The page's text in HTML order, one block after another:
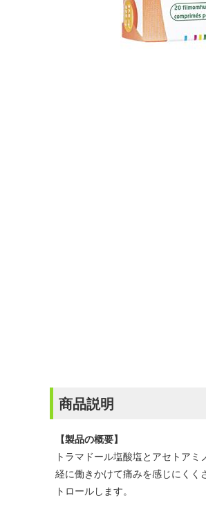
商品説明
【製品の概要】
トラマドール塩酸塩とアセトア
経に働きかけて痛みを感じにく
トロールします。